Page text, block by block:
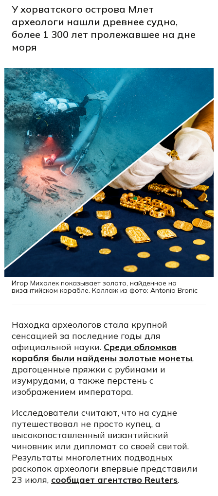
У хорватского острова Млет
археологи нашли древнее судно,
более 1 300 лет пролежавшее на дне
моря
Игор Михолек показывает золото, найденное на
византийском корабле. Коллаж из фото: Antonio Bronic
Находка археологов стала крупной
сенсацией за последние годы для
официальной науки. Среди обломков
корабля были найдены золотые монеты,
драгоценные пряжки с рубинами и
изумрудами, а также перстень с
изображением императора.
Исследователи считают, что на судне
путешествовал не просто купец, а
высокопоставленный византийский
чиновник или дипломат со своей свитой.
Результаты многолетних подводных
раскопок археологи впервые представили
23 июля, сообщает агентство Reuters.